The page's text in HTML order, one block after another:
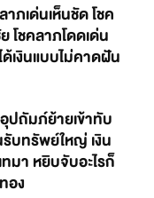
ภเด่นเห็นชัด โชค
โชคลาภโดดเด่น
เงินแบบไม่คาดฝัน
ปถัมภ์ย้ายเข้าทับ
รับทรัพย์ใหญ่ เงิน
ทมา หยิบจับอะไรก็
อง